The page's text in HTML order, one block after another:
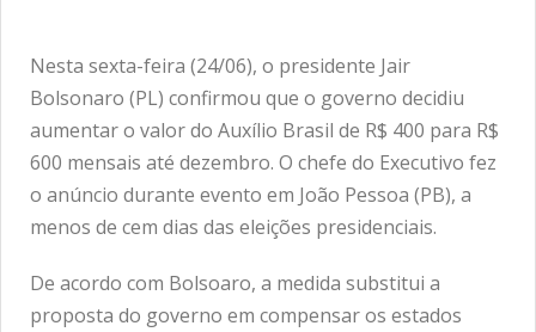
Nesta sexta-feira (24/06), o presidente Jair
Bolsonaro (PL) confirmou que o governo decidiu
aumentar o valor do Auxílio Brasil de R$ 400 para R$
600 mensais até dezembro. O chefe do Executivo fez
o anúncio durante evento em João Pessoa (PB), a
menos de cem dias das eleições presidenciais.
De acordo com Bolsoaro, a medida substitui a
proposta do governo em compensar os estados